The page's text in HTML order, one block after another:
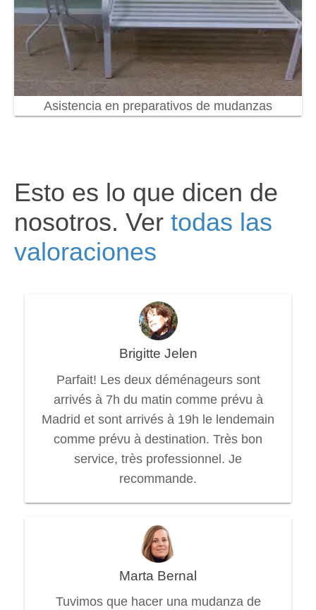
Asistencia en preparativos de mudanzas
Esto es lo que dicen de
nosotros. Ver todas las
valoraciones
Brigitte Jelen
Parfait! Les deux déménageurs sont
arrivés à 7h du matin comme prévu à
Madrid et sont arrivés à 19h le lendemain
comme prévu à destination. Très bon
service, très professionnel. Je
recommande.
Marta Bernal
Tuvimos que hacer una mudanza de